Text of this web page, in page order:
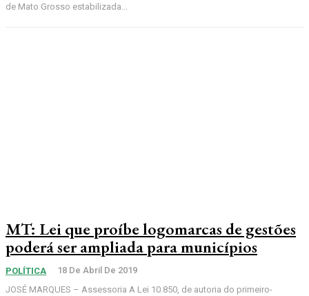
de Mato Grosso estabilizada...
MT: Lei que proíbe logomarcas de gestões
poderá ser ampliada para municípios
POLÍTICA
18 De Abril De 2019
JOSÉ MARQUES – Assessoria A Lei 10.850, de autoria do primeiro-